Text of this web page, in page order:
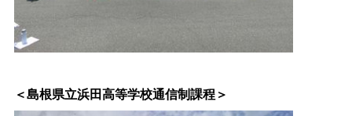
＜島根県立浜田高等学校通信制課程＞